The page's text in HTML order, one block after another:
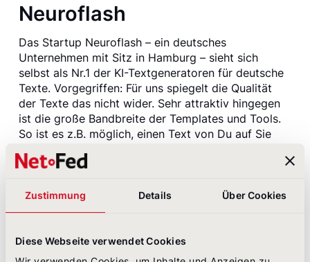
Zustimmung Details Über Cookies
Diese Webseite verwendet Cookies
Neuroflash
Das Startup Neuroflash – ein deutsches
Unternehmen mit Sitz in Hamburg – sieht sich
selbst als Nr.1 der KI-Textgeneratoren für deutsche
Texte. Vorgegriffen: Für uns spiegelt die Qualität
der Texte das nicht wider. Sehr attraktiv hingegen
ist die große Bandbreite der Templates und Tools.
So ist es z.B. möglich, einen Text von Du auf Sie
Text zu gendern oder zu ent-gendern. Neuroflash
Unternehmen, das schon hinter dem
Publikumsliebling ChatGPT steckt. Neben Texten in
generierte Grafiken im Angebot.